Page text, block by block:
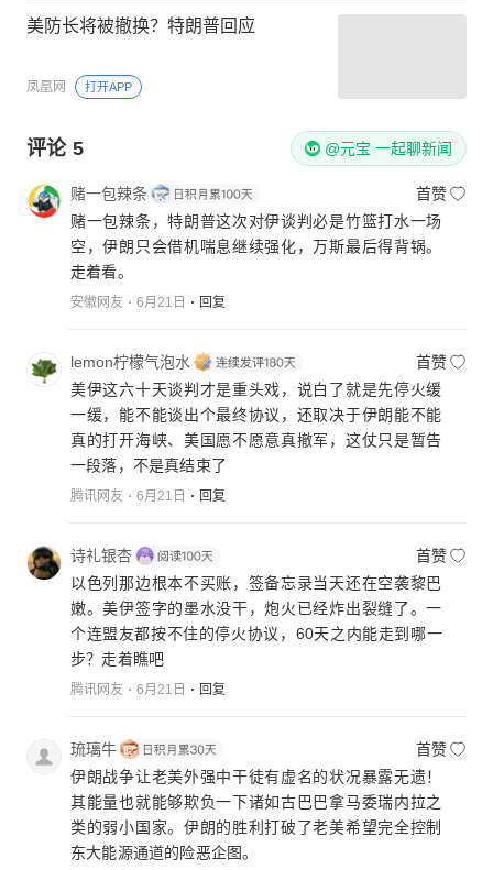
美防长将被撤换？特朗普回应
凤凰网 打开APP
评论 5 @元宝 一起聊新闻
赌一包辣条
首赞
赌一包辣条，特朗普这次对伊谈判必是竹篮打水一场
空，伊朗只会借机喘息继续强化，万斯最后得背锅。
走着看。
安徽网友 6月21日 回复
lemon柠檬气泡水
首赞
美伊这六十天谈判才是重头戏，说白了就是先停火缓
一缓，能不能谈出个最终协议，还取决于伊朗能不能
真的打开海峡、美国愿不愿意真撤军，这仗只是暂告
一段落，不是真结束了
腾讯网友 6月21日 回复
诗礼银杏
首赞
以色列那边根本不买账，签备忘录当天还在空袭黎巴
嫩。美伊签字的墨水没干，炮火已经炸出裂缝了。一
个连盟友都按不住的停火协议，60天之内能走到哪一
步？走着瞧吧
腾讯网友 6月21日 回复
琉璃牛
首赞
伊朗战争让老美外强中干徒有虚名的状况暴露无遗！
其能量也就能够欺负一下诸如古巴巴拿马委瑞内拉之
类的弱小国家。伊朗的胜利打破了老美希望完全控制
东大能源通道的险恶企图。